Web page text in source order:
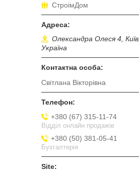
СтроімДом
Олександра Олеся 4, Київ,
Україна
Світлана Вікторівна
+380 (67) 315-11-74
Відділ онлайн продажів
+380 (50) 381-05-41
Бухгалтерія